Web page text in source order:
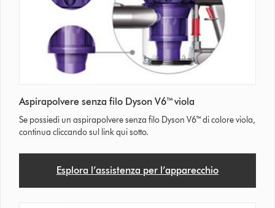
Aspirapolvere senza filo Dyson V6™ viola
Se possiedi un aspirapolvere senza filo Dyson V6™ di colore viola,
continua cliccando sul link qui sotto.
Esplora l’assistenza per l’apparecchio